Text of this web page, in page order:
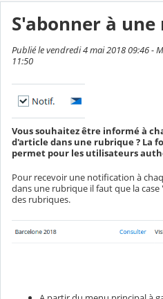
S'abonner à
Publié le vendredi 4 mai 2018 09:46 -
11:50
Vous souhaitez être informé à
d'article dans une rubrique ? La
permet pour les utilisateurs
Pour recevoir une notification à
dans une rubrique il faut que la
des rubriques.